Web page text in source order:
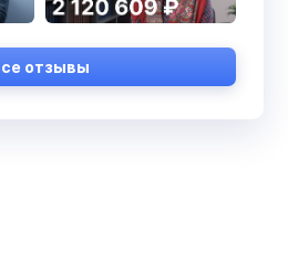
отзывы